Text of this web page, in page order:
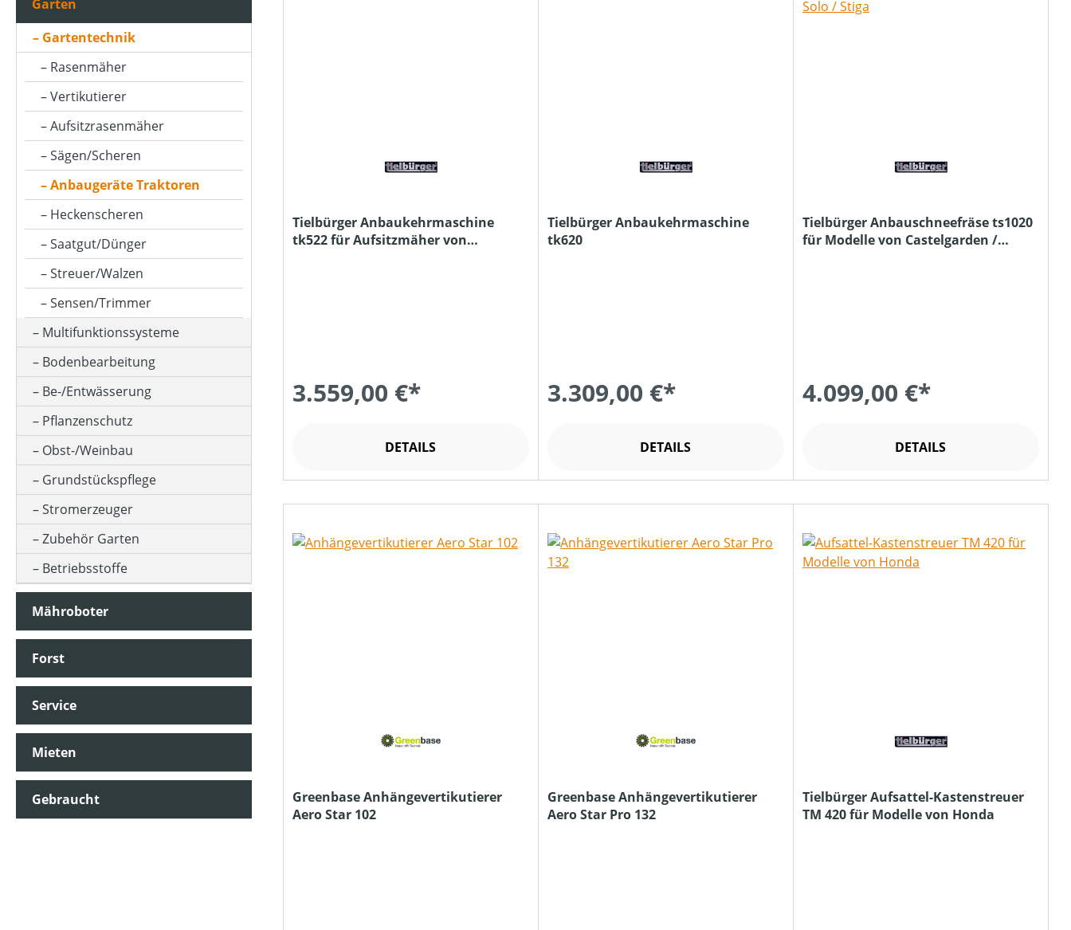
ARBEITSDRUCK (IN BAR)
ARBEITSREICHWEITE MAX (IN M)
ARBEITSSTUFENANZAHL
ARBEITSTIEFE (IN MM)
AUSWURFWEITE (IN M)
BEFESTIGUNG
BETRIEBSART
BÜRSTENDREHZAHL (IN UMDREHUNGEN/MIN)
FAHRANTRIEBSART
FARBE (GERÄT)
FÖRDERMENGE MAX (IN L/H)
KLASSIFIZIERUNG
MATERIALART
Garten
Gartentechnik
Rasenmäher
Vertikutierer
Aufsitzrasenmäher
Sägen/Scheren
Anbaugeräte Traktoren
Heckenscheren
Saatgut/Dünger
Streuer/Walzen
Sensen/Trimmer
Multifunktionssysteme
Bodenbearbeitung
Be-/Entwässerung
Pflanzenschutz
Obst-/Weinbau
Grundstückspflege
Stromerzeuger
Zubehör Garten
Betriebsstoffe
Mähroboter
Forst
Service
Mieten
Gebraucht
Tielbürger Anbaukehrmaschine
tk522 für Aufsitzmäher von
3.559,00 €*
DETAILS
Tielbürger Anbaukehrmaschine
tk620
3.309,00 €*
DETAILS
Tielbürger Anbauschneefräse ts1020
für Modelle von Castelgarden /
4.099,00 €*
DETAILS
Greenbase Anhängevertikutierer
Aero Star 102
Greenbase Anhängevertikutierer
Aero Star Pro 132
Tielbürger Aufsattel-Kastenstreuer
TM 420 für Modelle von Honda